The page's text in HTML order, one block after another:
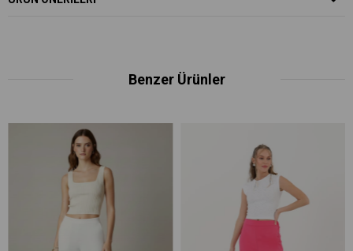
Benzer Ürünler